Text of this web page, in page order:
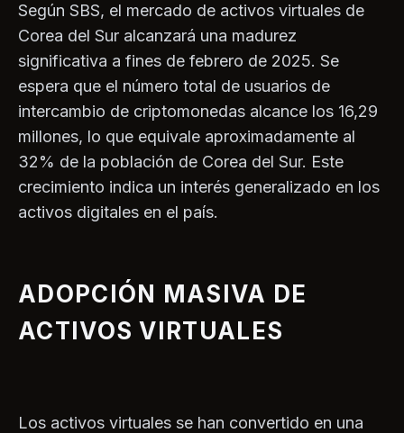
Según SBS, el mercado de activos virtuales de
Corea del Sur alcanzará una madurez
significativa a fines de febrero de 2025. Se
espera que el número total de usuarios de
intercambio de criptomonedas alcance los 16,29
millones, lo que equivale aproximadamente al
32% de la población de Corea del Sur. Este
crecimiento indica un interés generalizado en los
activos digitales en el país.
ADOPCIÓN MASIVA DE
ACTIVOS VIRTUALES
Los activos virtuales se han convertido en una